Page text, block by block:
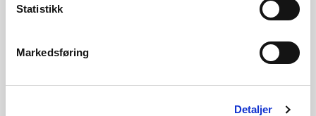
Statistikk
Markedsføring
Detaljer
kraftsituasjonsrapporten